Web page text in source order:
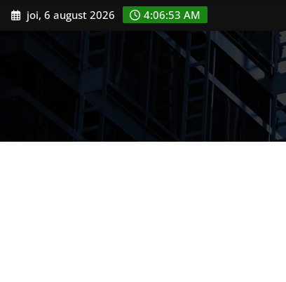
Skip joi, 6 august 2026 4:06:54 AM